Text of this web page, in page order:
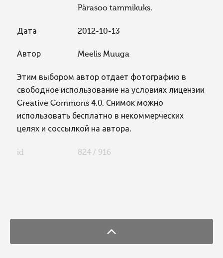
Pärasoo tammikuks.
Дата 2012-10-13
Автор Meelis Muuga
Этим выбором автор отдает фотографию в
свободное использование на условиях лицензии
Creative Commons 4.0. Снимок можно
использовать бесплатно в некоммерческих
целях и соссылкой на автора.
id 824 / 916